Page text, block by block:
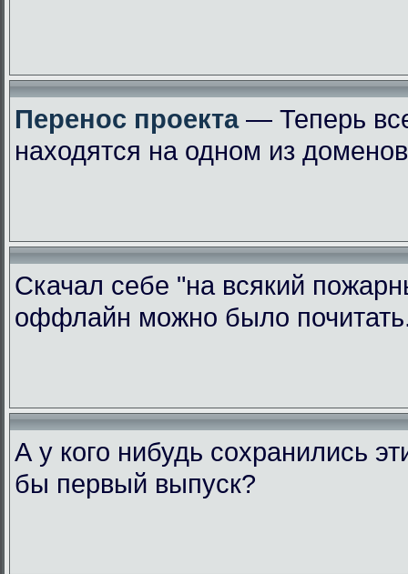
Перенос проекта— Теперь
находятся на одном из
Скачал себе "на всякий
оффлайн можно было
А у кого нибудь сохранились
бы первый выпуск?